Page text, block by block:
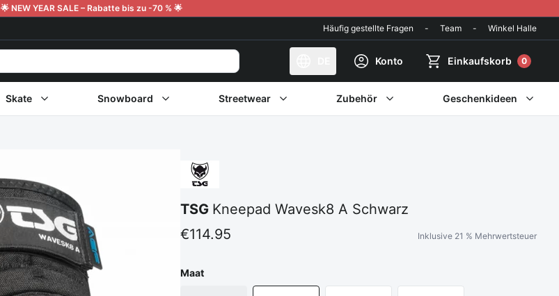
🌟 NEW YEAR SALE – Rabatte bis zu -70 % 🌟
Häufig gestellte Fragen - Team - Winkel Halle
Konto Einkaufskorb 0
Skate Snowboard Streetwear Zubehör Geschenkideen
TSG Kneepad Wavesk8 A Schwarz
€114.95
Inklusive 21 % Mehrwertsteuer
Maat